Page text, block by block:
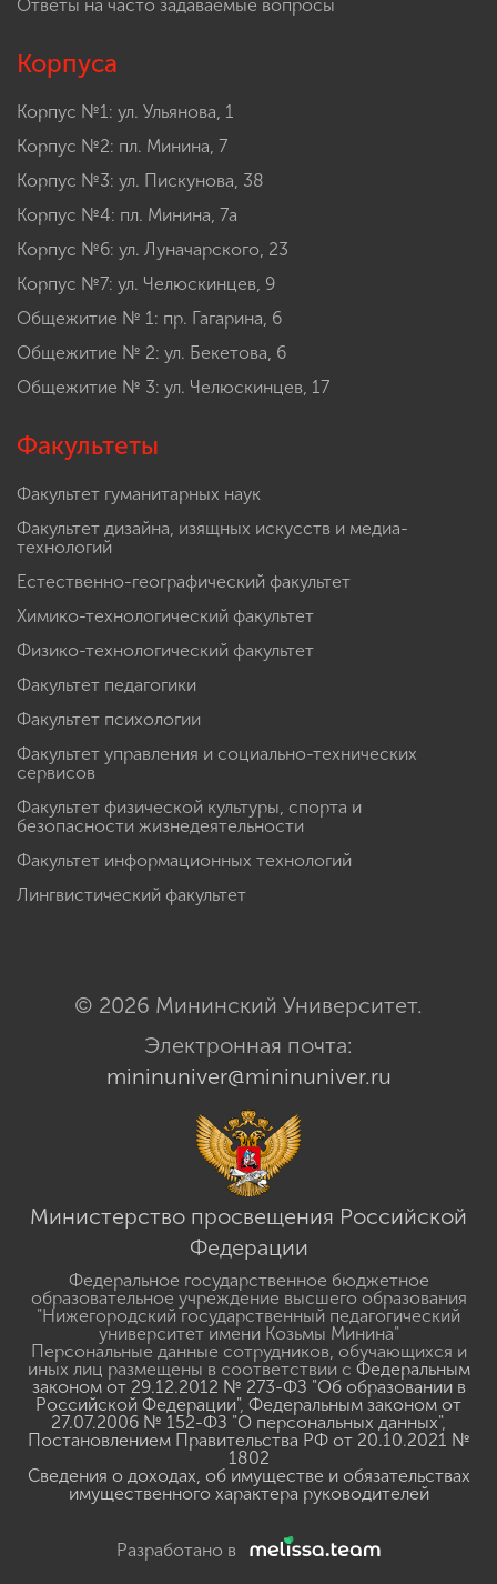
Ответы на часто задаваемые вопросы
Корпуса
Корпус №1: ул. Ульянова, 1
Корпус №2: пл. Минина, 7
Корпус №3: ул. Пискунова, 38
Корпус №4: пл. Минина, 7а
Корпус №6: ул. Луначарского, 23
Корпус №7: ул. Челюскинцев, 9
Общежитие № 1: пр. Гагарина, 6
Общежитие № 2: ул. Бекетова, 6
Общежитие № 3: ул. Челюскинцев, 17
Факультеты
Факультет гуманитарных наук
Факультет дизайна, изящных искусств и медиа-
технологий
Естественно-географический факультет
Химико-технологический факультет
Физико-технологический факультет
Факультет педагогики
Факультет психологии
Факультет управления и социально-технических
сервисов
Факультет физической культуры, спорта и
безопасности жизнедеятельности
Факультет информационных технологий
Лингвистический факультет
© 2026 Мининский Университет.
Электронная почта:
mininuniver@mininuniver.ru
Министерство просвещения Российской
Федерации
Федеральное государственное бюджетное
образовательное учреждение высшего образования
"Нижегородский государственный педагогический
университет имени Козьмы Минина"
Персональные данные сотрудников, обучающихся и
иных лиц размещены в соответствии с Федеральным
законом от 29.12.2012 № 273-ФЗ "Об образовании в
Российской Федерации", Федеральным законом от
27.07.2006 № 152-ФЗ "О персональных данных",
Постановлением Правительства РФ от 20.10.2021 №
1802
Сведения о доходах, об имуществе и обязательствах
имущественного характера руководителей
Разработано в